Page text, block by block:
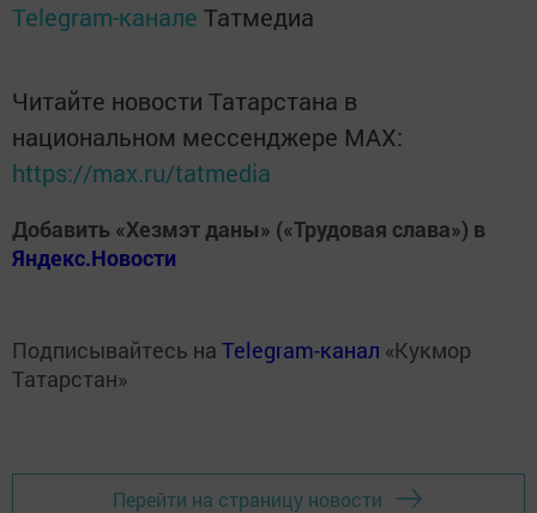
Telegram-канале Татмедиа
Читайте новости Татарстана в
национальном мессенджере MАХ:
https://max.ru/tatmedia
Добавить «Хезмэт даны» («Трудовая слава») в
Яндекс.Новости
Подписывайтесь на Telegram-канал «Кукмор
Татарстан»
Перейти на страницу новости